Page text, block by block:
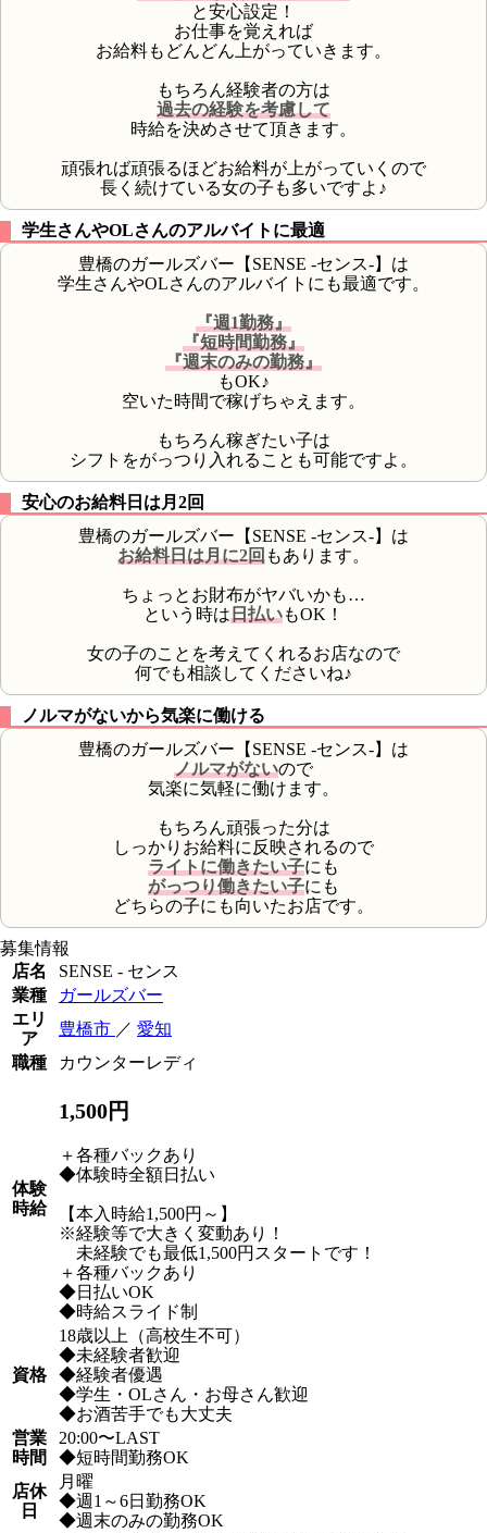
と安心設定！
お仕事を覚えれば
お給料もどんどん上がっていきます。
もちろん経験者の方は
過去の経験を考慮して
時給を決めさせて頂きます。
頑張れば頑張るほどお給料が上がっていくので
長く続けている女の子も多いですよ♪
学生さんやOLさんのアルバイトに最適
豊橋のガールズバー【SENSE -センス-】は
学生さんやOLさんのアルバイトにも最適です。
『週1勤務』
『短時間勤務』
『週末のみの勤務』
もOK♪
空いた時間で稼げちゃえます。
もちろん稼ぎたい子は
シフトをがっつり入れることも可能ですよ。
安心のお給料日は月2回
豊橋のガールズバー【SENSE -センス-】は
お給料日は月に2回もあります。
ちょっとお財布がヤバいかも…
という時は日払いもOK！
女の子のことを考えてくれるお店なので
何でも相談してくださいね♪
ノルマがないから気楽に働ける
豊橋のガールズバー【SENSE -センス-】は
ノルマがないので
気楽に気軽に働けます。
もちろん頑張った分は
しっかりお給料に反映されるので
ライトに働きたい子にも
がっつり働きたい子にも
どちらの子にも向いたお店です。
募集情報
店名
SENSE - センス
業種
ガールズバー
エリ
ア
豊橋市 ／ 愛知
職種
カウンターレディ
体験
時給
1,500円
＋各種バックあり
◆体験時全額日払い
【本入時給1,500円～】
※経験等で大きく変動あり！
未経験でも最低1,500円スタートです！
＋各種バックあり
◆日払いOK
◆時給スライド制
資格
18歳以上（高校生不可）
◆未経験者歓迎
◆経験者優遇
◆学生・OLさん・お母さん歓迎
◆お酒苦手でも大丈夫
営業
時間
20:00〜LAST
◆短時間勤務OK
店休
日
月曜
◆週1～6日勤務OK
◆週末のみの勤務OK